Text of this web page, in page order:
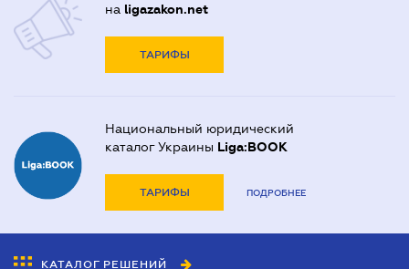
на ligazakon.net
ТАРИФЫ
Национальный юридический
каталог Украины Liga:BOOK
ТАРИФЫ ПОДРОБНЕЕ
КАТАЛОГ РЕШЕНИЙ